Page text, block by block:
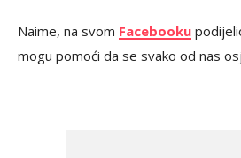
Naime, na svom Facebooku
mogu pomoći da se svako od nas